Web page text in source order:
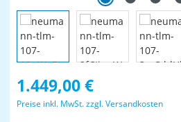
Regulärer Preis:
1.449,00 €
Preise inkl. MwSt. zzgl. Versandkosten